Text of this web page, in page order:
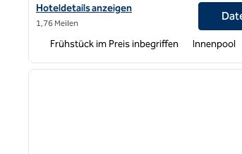
Hoteldetails für Homewood Suites by Hilton
Hoteldetails anzeigen
1,76 Meilen
Frühstück im Preis inbegriffen Innenpool
1 von 12